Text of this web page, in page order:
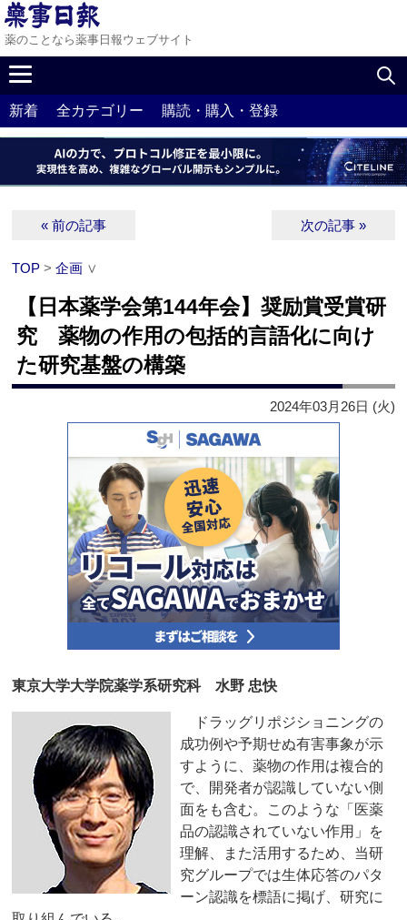
薬のことなら薬事日報ウェブサイト
新着 全カテゴリー 購読・購入・登録
« 前の記事 次の記事 »
TOP >企画 ∨
【日本薬学会第144年会】奨励賞受賞研
究 薬物の作用の包括的言語化に向け
た研究基盤の構築
2024年03月26日 (火)
東京大学大学院薬学系研究科 水野 忠快
ドラッグリポジショニングの
成功例や予期せぬ有害事象が示
すように、薬物の作用は複合的
で、開発者が認識していない側
面をも含む。このような「医薬
品の認識されていない作用」を
理解、また活用するため、当研
究グループでは生体応答のパタ
ーン認識を標語に掲げ、研究に